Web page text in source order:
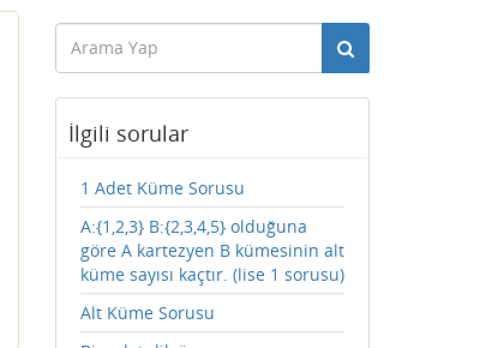
İlgili sorular
1 Adet Küme Sorusu
A:{1,2,3} B:{2,3,4,5} olduğuna
göre A kartezyen B kümesinin alt
küme sayısı kaçtır. (lise 1 sorusu)
Alt Küme Sorusu